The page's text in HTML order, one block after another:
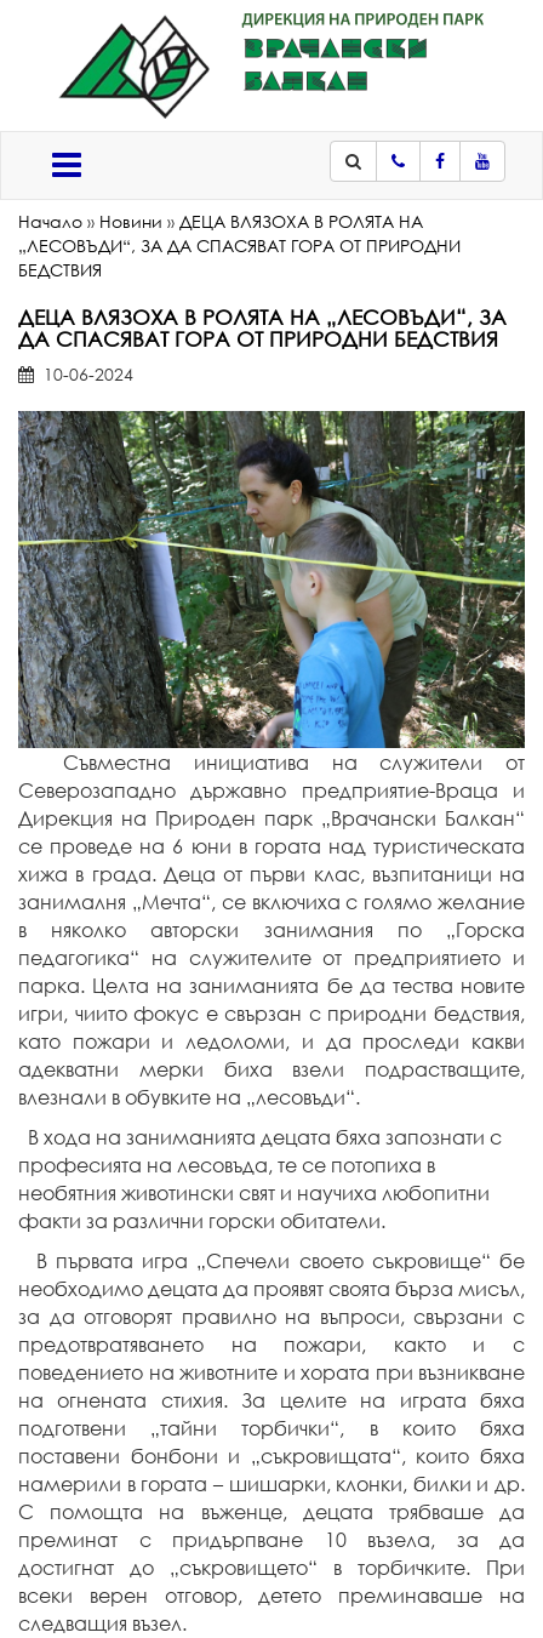
ТелефонFacebook
Начало » Новини » ДЕЦА ВЛЯЗОХА В РОЛЯТА НА
„ЛЕСОВЪДИ“, ЗА ДА СПАСЯВАТ ГОРА ОТ ПРИРОДНИ
БЕДСТВИЯ
ДЕЦА ВЛЯЗОХА В РОЛЯТА НА „ЛЕСОВЪДИ“, ЗА
ДА СПАСЯВАТ ГОРА ОТ ПРИРОДНИ БЕДСТВИЯ
10-06-2024
Съвместна инициатива на служители от
Северозападно държавно предприятие-Враца и
Дирекция на Природен парк „Врачански Балкан“
се проведе на 6 юни в гората над туристическата
хижа в града. Деца от първи клас, възпитаници на
занималня „Мечта“, се включиха с голямо желание
в няколко авторски занимания по „Горска
педагогика“ на служителите от предприятието и
парка. Целта на заниманията бе да тества новите
игри, чиито фокус е свързан с природни бедствия,
като пожари и ледоломи, и да проследи какви
адекватни мерки биха взели подрастващите,
влезнали в обувките на „лесовъди“.
В хода на заниманията децата бяха запознати с
професията на лесовъда, те се потопиха в
необятния животински свят и научиха любопитни
факти за различни горски обитатели.
В първата игра „Спечели своето съкровище“ бе
необходимо децата да проявят своята бърза мисъл,
за да отговорят правилно на въпроси, свързани с
предотвратяването на пожари, както и с
поведението на животните и хората при възникване
на огнената стихия. За целите на играта бяха
подготвени „тайни торбички“, в които бяха
поставени бонбони и „съкровищата“, които бяха
намерили в гората – шишарки, клонки, билки и др.
С помощта на въженце, децата трябваше да
преминат с придърпване 10 възела, за да
достигнат до „съкровището“ в торбичките. При
всеки верен отговор, детето преминаваше на
следващия възел.